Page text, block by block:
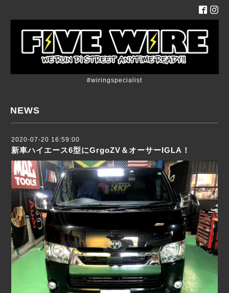
#wiringspecialist
NEWS
2020-07-20 16:59:00
新車ハイエース6型にGrgoZV＆オーサーIGLA！